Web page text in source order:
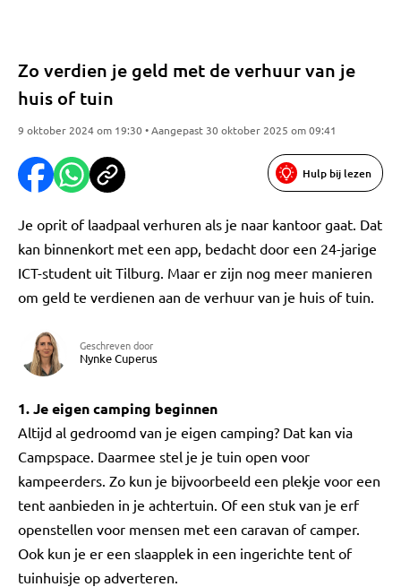
Zo verdien je geld met de verhuur van je
huis of tuin
9 oktober 2024 om 19:30 • Aangepast 30 oktober 2025 om 09:41
Hulp bij lezen
Je oprit of laadpaal verhuren als je naar kantoor gaat. Dat
kan binnenkort met een app, bedacht door een 24-jarige
ICT-student uit Tilburg. Maar er zijn nog meer manieren
om geld te verdienen aan de verhuur van je huis of tuin.
Geschreven door
Nynke Cuperus
1. Je eigen camping beginnen
Altijd al gedroomd van je eigen camping? Dat kan via
Campspace. Daarmee stel je je tuin open voor
kampeerders. Zo kun je bijvoorbeeld een plekje voor een
tent aanbieden in je achtertuin. Of een stuk van je erf
openstellen voor mensen met een caravan of camper.
Ook kun je er een slaapplek in een ingerichte tent of
tuinhuisje op adverteren.